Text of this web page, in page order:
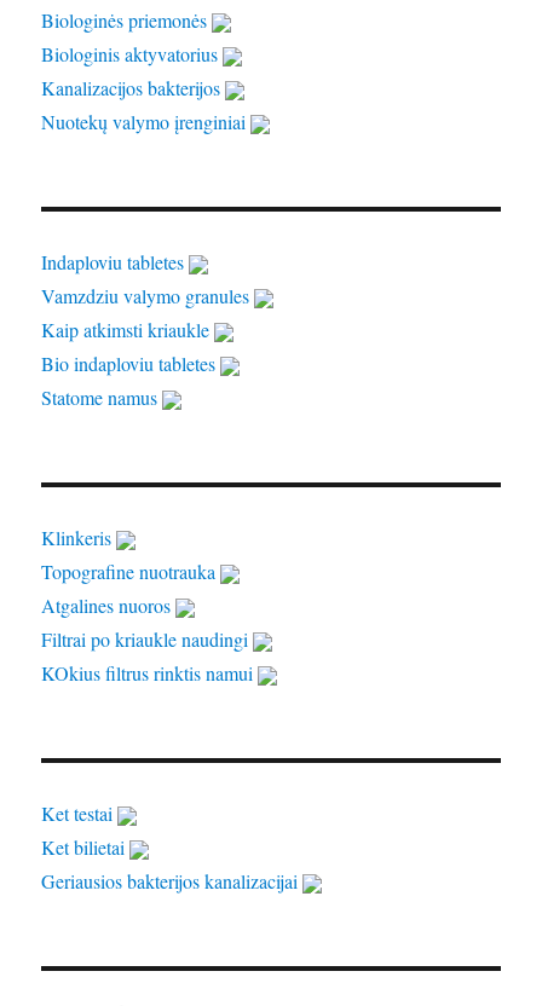
Biologinės priemonės
Biologinis aktyvatorius
Kanalizacijos bakterijos
Nuotekų valymo įrenginiai
Indaploviu tabletes
Vamzdziu valymo granules
Kaip atkimsti kriaukle
Bio indaploviu tabletes
Statome namus
Klinkeris
Topografine nuotrauka
Atgalines nuoros
Filtrai po kriaukle naudingi
KOkius filtrus rinktis namui
Ket testai
Ket bilietai
Geriausios bakterijos kanalizacijai